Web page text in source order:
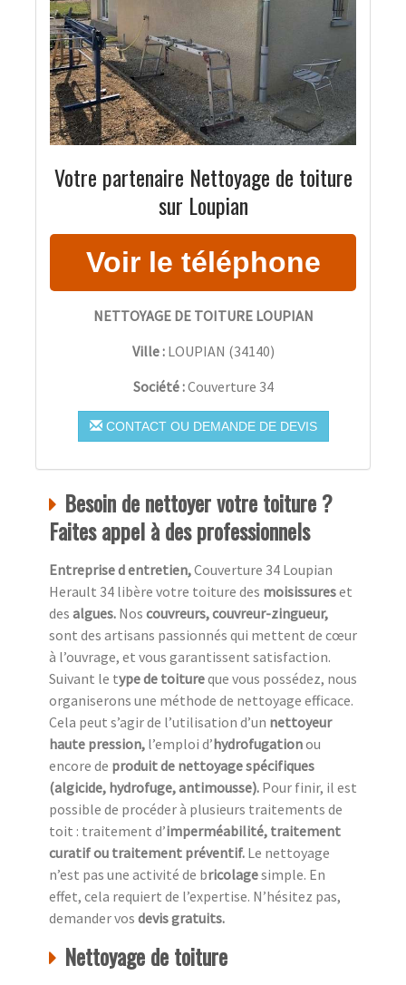
Votre partenaire Nettoyage de toiture
sur Loupian
NETTOYAGE DE TOITURE LOUPIAN
Ville : LOUPIAN (34140)
Société :Couverture 34
CONTACT OU DEMANDE DE DEVIS
Besoin de nettoyer votre toiture ?
Faites appel à des professionnels
Entreprise d entretien,Couverture 34 Loupian
Herault 34 libère votre toiture des moisissureset
des algues. Nos couvreurs, couvreur-zingueur,
sont des artisans passionnés qui mettent de cœur
à l’ouvrage, et vous garantissent satisfaction.
Suivant le type de toitureque vous possédez, nous
organiserons une méthode de nettoyage efficace.
Cela peut s’agir de l’utilisation d’un nettoyeur
haute pression, l’emploi d’hydrofugationou
encore de produit de nettoyage spécifiques
(algicide, hydrofuge, antimousse). Pour finir, il est
possible de procéder à plusieurs traitements de
toit : traitement d’imperméabilité, traitement
curatif ou traitement préventif. Le nettoyage
n’est pas une activité de bricolagesimple. En
effet, cela requiert de l’expertise. N’hésitez pas,
demander vos devis gratuits.
Nettoyage de toiture